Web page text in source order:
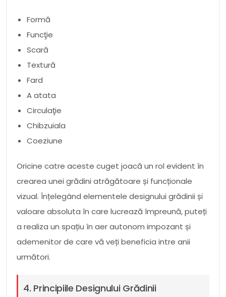
Formă
Funcţie
Scară
Textură
Fard
A atata
Circulaţie
Chibzuiala
Coeziune
Oricine catre aceste cuget joacă un rol evident în
crearea unei grădini atrăgătoare și funcționale
vizual. Înțelegând elementele designului grădinii și
valoare absoluta în care lucrează împreună, puteți
a realiza un spațiu în aer autonom impozant și
ademenitor de care vă veți beneficia intre anii
următori.
4. Principiile Designului Grădinii